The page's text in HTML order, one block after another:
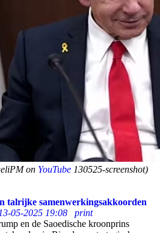
on YouTube 130525-screenshot)
talrijke samenwerkingsakkoorden
13-05-2025 19:08
print
en de Saoedische kroonprins